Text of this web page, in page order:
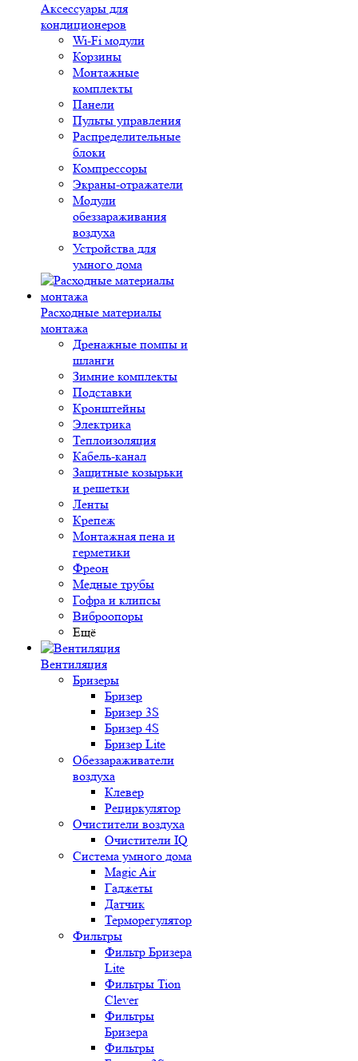
Аксессуары для
кондиционеров
Wi-Fi модули
Корзины
Монтажные
комплекты
Панели
Пульты управления
Распределительные
блоки
Компрессоры
Экраны-отражатели
Модули
обеззараживания
воздуха
Устройства для
умного дома
Расходные материалы
монтажа
Дренажные помпы и
шланги
Зимние комплекты
Подставки
Кронштейны
Электрика
Теплоизоляция
Кабель-канал
Защитные козырьки
и решетки
Ленты
Крепеж
Монтажная пена и
герметики
Фреон
Медные трубы
Гофра и клипсы
Виброопоры
Ещё
Вентиляция
Бризеры
Бризер
Бризер 3S
Бризер 4S
Бризер Lite
Обеззараживатели
воздуха
Клевер
Рециркулятор
Очистители воздуха
Очистители IQ
Система умного дома
Magic Air
Гаджеты
Датчик
Терморегулятор
Фильтры
Фильтр Бризера
Lite
Фильтры Tion
Clever
Фильтры
Бризера
Фильтры